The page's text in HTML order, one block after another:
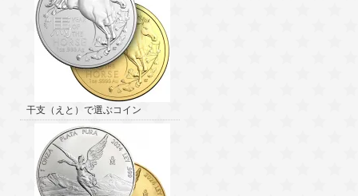
干支（えと）で選ぶコイン